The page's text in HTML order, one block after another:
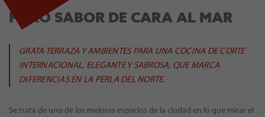
PURO SABOR DE CARA AL MAR
GRATA TERRAZA Y AMBIENTES PARA UNA COCINA DE CORTE
INTERNACIONAL, ELEGANTE Y SABROSA, QUE MARCA
DIFERENCIAS EN LA PERLA DEL NORTE.
Se trata de uno de los mejores espacios de la ciudad en lo que mirar el